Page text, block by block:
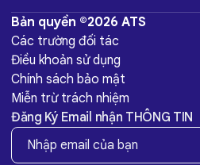
Bản quyền ©2026 ATS
Các trường đối tác
Điều khoản sử dụng
Chính sách bảo mật
Miễn trừ trách nhiệm
Đăng Ký Email nhận THÔNG TIN